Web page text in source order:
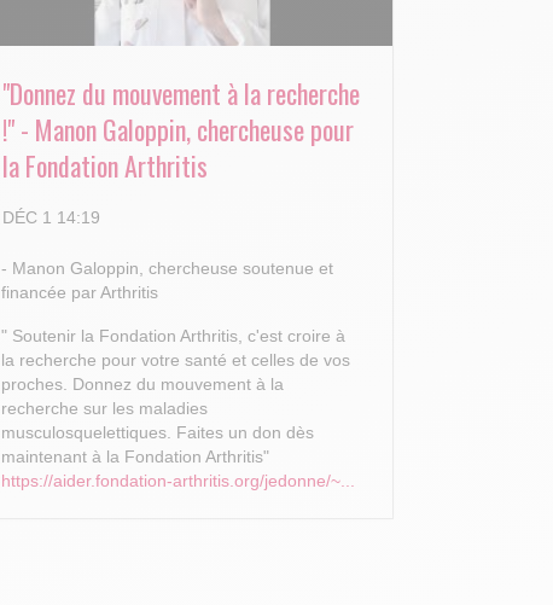
"Donnez du mouvement à la recherche
!" - Manon Galoppin, chercheuse pour
la Fondation Arthritis
DÉC 1 14:19
- Manon Galoppin, chercheuse soutenue et
financée par Arthritis
" Soutenir la Fondation Arthritis, c'est croire à
la recherche pour votre santé et celles de vos
proches. Donnez du mouvement à la
recherche sur les maladies
musculosquelettiques. Faites un don dès
maintenant à la Fondation Arthritis"
https://aider.fondation-arthritis.org/jedonne/~...